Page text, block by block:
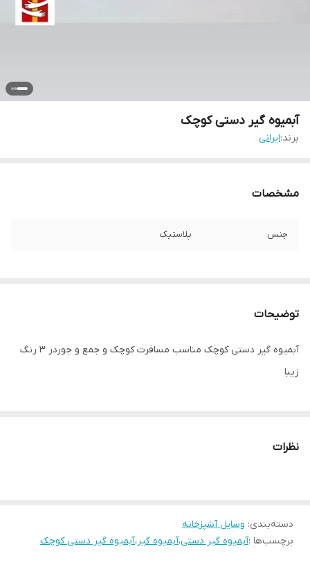
آبمیوه گیر دستی کوچک
برند:ایرانی
مشخصات
جنس پلاستیک
توضیحات
آبمیوه گیر دستی کوچک مناسب مسافرت کوچک و جمع و جوردر 3 رنگ
زیبا
نظرات
دسته‌بندی: وسایل آشپزخانه
برچسب‌ها :آبمیوه گیر دستی،آبمیوه گیر،آبمیوه گیر دستی کوچک